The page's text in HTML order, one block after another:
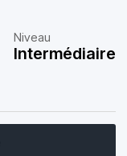
Niveau
Intermédiaire